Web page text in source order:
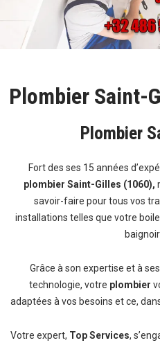
Plombier Saint-
Plombier
Fort des ses 15 années
plombier Saint-Gilles (1060),
savoir-faire pour tous vos
installations telles que votre
Grâce à son expertise et à
technologie, votre plombier
adaptées à vos besoins et ce,
Votre expert, Top Services,